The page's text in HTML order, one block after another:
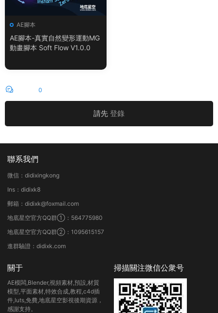
AE腳本
AE腳本-真實自然變形運動MG
動畫腳本 Soft Flow V1.0.0
0
請先 登錄
聯系我們
微信：didixingkong
Ins：didixk8
郵箱：didixk@foxmail.com
地底星空官方QQ群①：564775980
地底星空官方QQ群②：1095615157
進群驗證：didixk.com
關于
AE模闆,Blender,視頻素材,預設,材質
模型,平面素材,特效合成,教程,c4d插
件,luts,免費,地底星空影視後期資源，
感謝支持。
掃描關注微信公衆号